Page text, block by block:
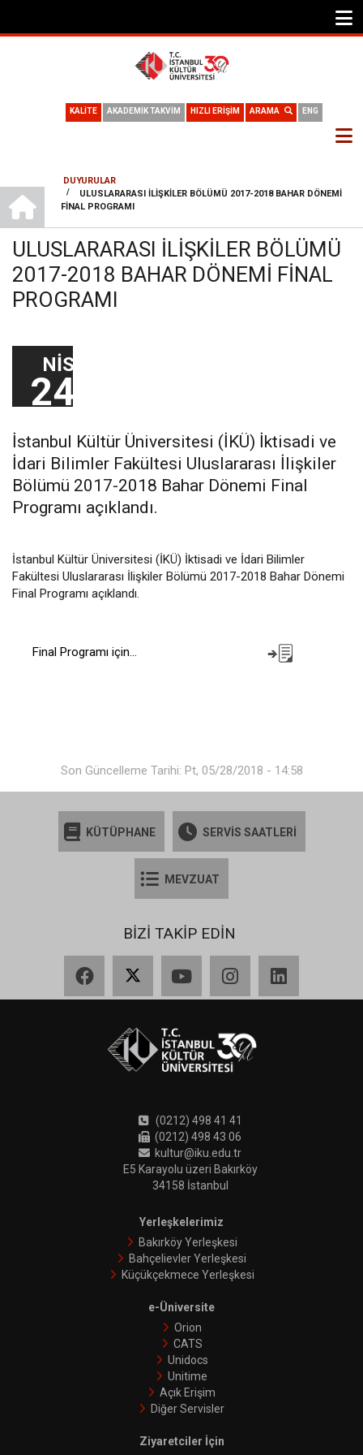
ENG
ARAMA
HIZLI ERİŞİM
AKADEMİK TAKVİM
KALİTE
SAYFA
YOLU
DUYURULAR
/
ULUSLARARASI İLIŞKILER BÖLÜMÜ 2017-2018 BAHAR DÖNEMI
FINAL PROGRAMI
ULUSLARARASI İLIŞKILER BÖLÜMÜ
2017-2018 BAHAR DÖNEMI FINAL
PROGRAMI
NIS
24
İstanbul Kültür Üniversitesi (İKÜ) İktisadi ve
İdari Bilimler Fakültesi Uluslararası İlişkiler
Bölümü 2017-2018 Bahar Dönemi Final
Programı açıklandı.
İstanbul Kültür Üniversitesi (İKÜ) İktisadi ve İdari Bilimler
Fakültesi Uluslararası İlişkiler Bölümü 2017-2018 Bahar Dönemi
Final Programı açıklandı.
Final Programı için...
Son Güncelleme Tarihi: Pt, 05/28/2018 - 14:58
KÜTÜPHANE SERVİS SAATLERİ
MEVZUAT
BİZİ TAKİP EDİN
(0212) 498 41 41
(0212) 498 43 06
kultur@iku.edu.tr
E5 Karayolu üzeri Bakırköy
34158 İstanbul
Yerleşkelerimiz
Bakırköy Yerleşkesi
Bahçelievler Yerleşkesi
Küçükçekmece Yerleşkesi
e-Üniversite
Orion
CATS
Unidocs
Unitime
Açık Erişim
Diğer Servisler
Ziyaretciler İçin